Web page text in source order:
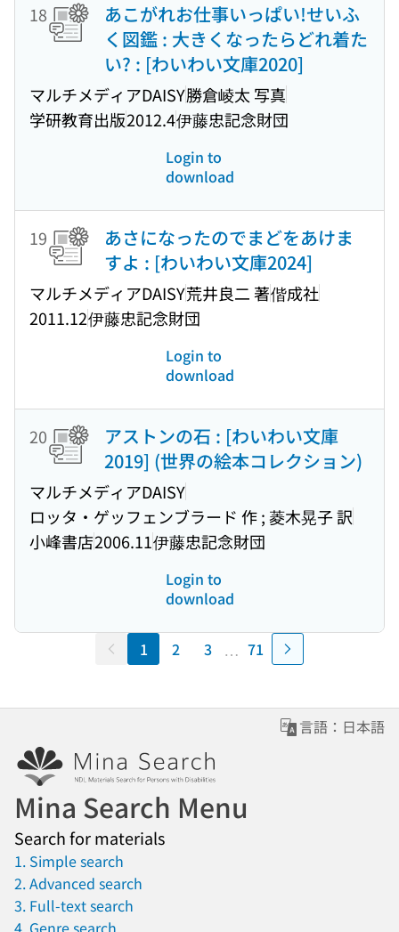
18
あこがれお仕事いっぱい!せいふ
く図鑑 : 大きくなったらどれ着た
い? : [わいわい文庫2020]
マルチメディアDAISY勝倉崚太 写真
学研教育出版2012.4伊藤忠記念財団
Login to
download
19
あさになったのでまどをあけま
すよ : [わいわい文庫2024]
マルチメディアDAISY荒井良二 著偕成社
2011.12伊藤忠記念財団
Login to
download
20
アストンの石 : [わいわい文庫
2019] (世界の絵本コレクション)
マルチメディアDAISY
ロッタ・ゲッフェンブラード 作 ; 菱木晃子 訳
小峰書店2006.11伊藤忠記念財団
Login to
download
Previous
1 2 3 … 71 Next
言語：日本語
Mina Search Menu
Search for materials
1. Simple search
2. Advanced search
3. Full-text search
4. Genre search